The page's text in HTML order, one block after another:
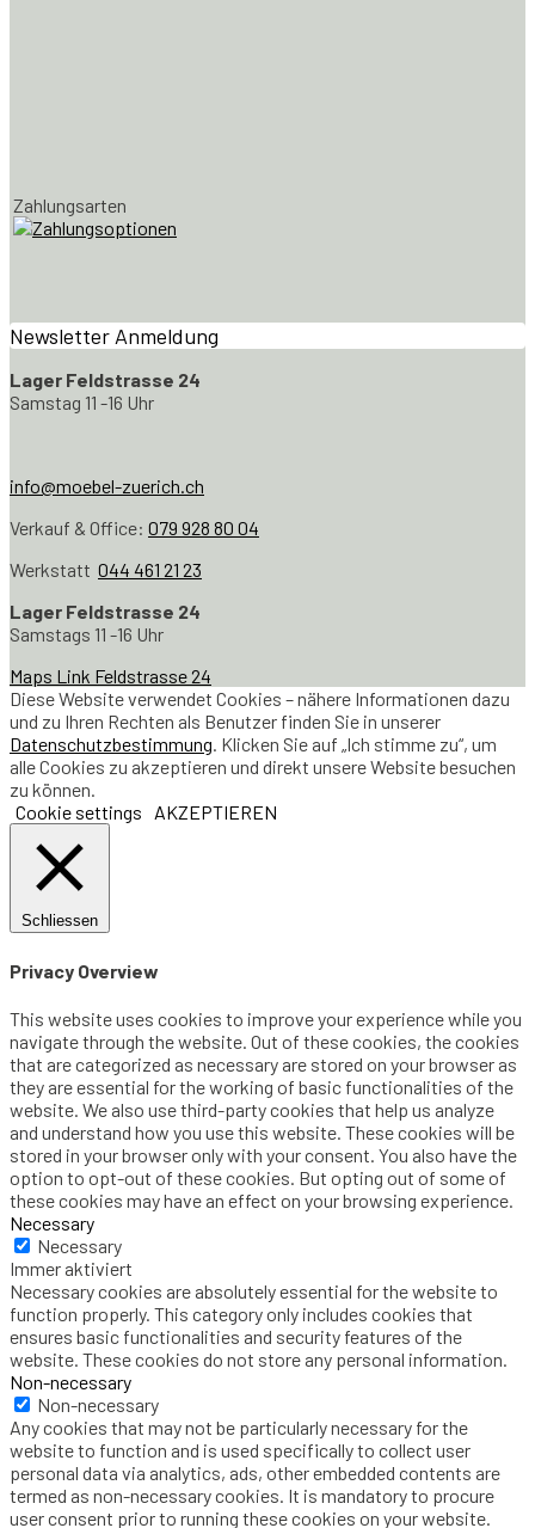
Zahlungsarten
Newsletter Anmeldung
Lager Feldstrasse 24
Samstag 11 -16 Uhr
info@moebel-zuerich.ch
Verkauf & Office: 079 928 80 04
Werkstatt 044 461 21 23
Lager Feldstrasse 24
Samstags 11 -16 Uhr
Maps Link Feldstrasse 24
Diese Website verwendet Cookies – nähere Informationen dazu
und zu Ihren Rechten als Benutzer finden Sie in unserer
Datenschutzbestimmung. Klicken Sie auf „Ich stimme zu“, um
alle Cookies zu akzeptieren und direkt unsere Website besuchen
zu können.
Cookie settings
AKZEPTIEREN
Schliessen
Privacy Overview
This website uses cookies to improve your experience while you
navigate through the website. Out of these cookies, the cookies
that are categorized as necessary are stored on your browser as
they are essential for the working of basic functionalities of the
website. We also use third-party cookies that help us analyze
and understand how you use this website. These cookies will be
stored in your browser only with your consent. You also have the
option to opt-out of these cookies. But opting out of some of
these cookies may have an effect on your browsing experience.
Necessary
Necessary
Immer aktiviert
Necessary cookies are absolutely essential for the website to
function properly. This category only includes cookies that
ensures basic functionalities and security features of the
website. These cookies do not store any personal information.
Non-necessary
Non-necessary
Any cookies that may not be particularly necessary for the
website to function and is used specifically to collect user
personal data via analytics, ads, other embedded contents are
termed as non-necessary cookies. It is mandatory to procure
user consent prior to running these cookies on your website.